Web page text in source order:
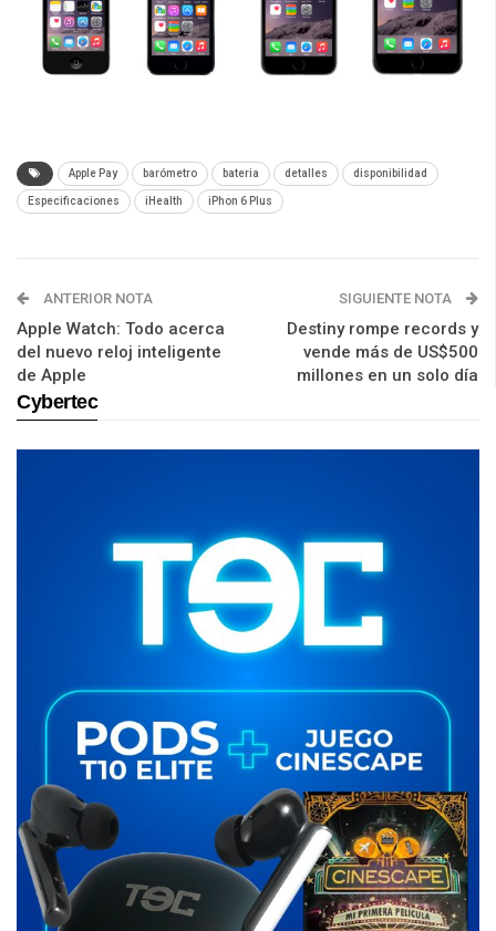
Apple Pay barómetro bateria detalles disponibilidad
Especificaciones iHealth iPhon 6 Plus
ANTERIOR NOTA
Apple Watch: Todo acerca
del nuevo reloj inteligente
de Apple
SIGUIENTE NOTA
Destiny rompe records y
vende más de US$500
millones en un solo día
Cybertec